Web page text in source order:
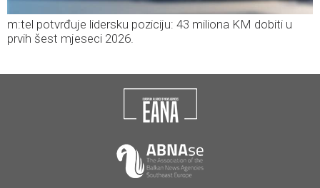
m:tel potvrđuje lidersku poziciju: 43 miliona KM dobiti u
prvih šest mjeseci 2026.